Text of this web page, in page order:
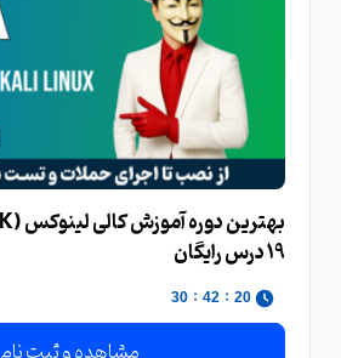
19 درس رایگان
20
:
42
:
30